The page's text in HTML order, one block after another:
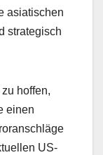
asiatischen
strategisch
hoffen,
einen
US-